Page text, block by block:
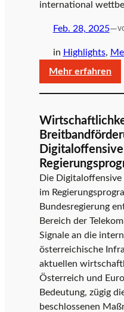
international
Feb. 28, 2025—
in Highlights,
Mehr erfahren:
Die
im
Bundesregierung
Bereich der
Signale an die
österreichische
aktuellen
Österreich und
Bedeutung, zügig
beschlossenen